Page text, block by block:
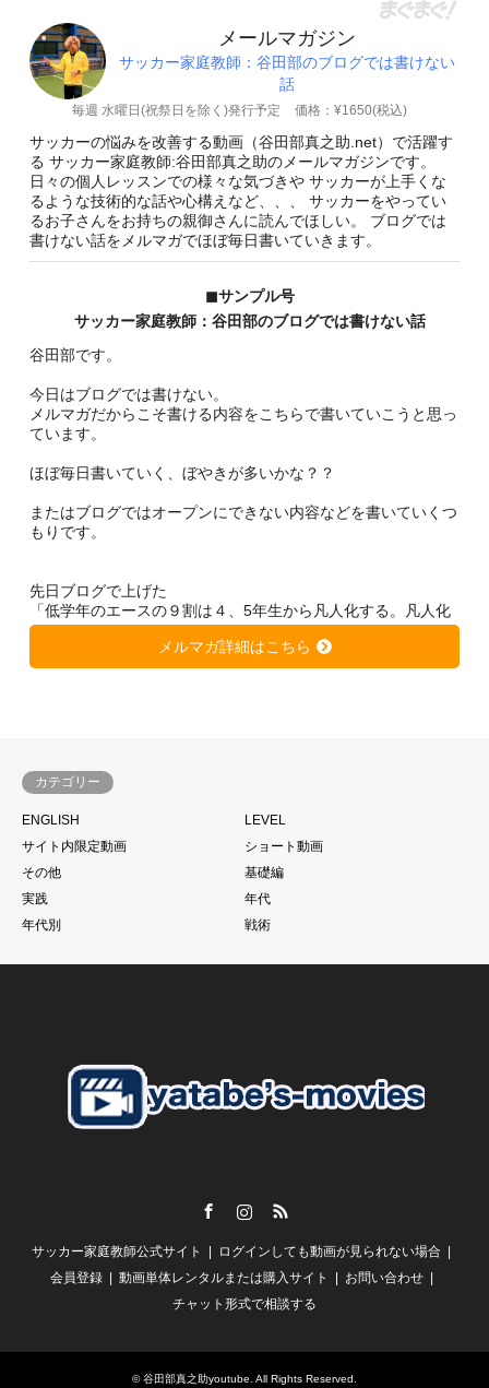
メールマガジン
サッカー家庭教師：谷田部のブログでは書けない
話
毎週 水曜日(祝祭日を除く)発行予定 価格：¥1650(税込)
サッカーの悩みを改善する動画（谷田部真之助.net）で活躍す
る サッカー家庭教師:谷田部真之助のメールマガジンです。
日々の個人レッスンでの様々な気づきや サッカーが上手くな
るような技術的な話や心構えなど、、、 サッカーをやってい
るお子さんをお持ちの親御さんに読んでほしい。 ブログでは
書けない話をメルマガでほぼ毎日書いていきます。
◼︎サンプル号
サッカー家庭教師：谷田部のブログでは書けない話
谷田部です。
今日はブログでは書けない。
メルマガだからこそ書ける内容をこちらで書いていこうと思っ
ています。
ほぼ毎日書いていく、ぼやきが多いかな？？
またはブログではオープンにできない内容などを書いていくつ
もりです。
先日ブログで上げた
「低学年のエースの９割は４、5年生から凡人化する。凡人化
しないために、、、」
https://soccer-kateikyousi.com/daihyoublog/archives/7684.htm
l
す。
当たり前と言われるかもしれません。
もちろん個の力
それでものめり込みすぎて、そこをおざなりにする
す。
私がずっと言い続けている
「親御さんの理解」
【スクールの必要性とは？】
谷田部としては
「誰かが行っているから、、、」
一人一人の判断で本当に必要であれば行く
毎週通う必要性が全くわかりません。
メルマガ詳細はこちら
カテゴリー
ENGLISH
LEVEL
サイト内限定動画
ショート動画
その他
基礎編
実践
年代
年代別
戦術
サッカー家庭教師公式サイト
ログインしても動画が見られない場合
会員登録
動画単体レンタルまたは購入サイト
お問い合わせ
チャット形式で相談する
©谷田部真之助youtube . All Rights Reserved.